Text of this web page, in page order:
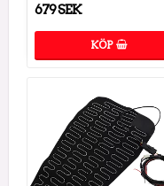
679 SEK
KÖP